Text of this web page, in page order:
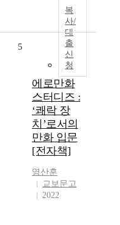
복
사/
대
출
신
청
5
에로만화
스터디즈 :
‘쾌락 장
치’로서의
만화 입문
[전자책]
영산훈
교보문고
2022